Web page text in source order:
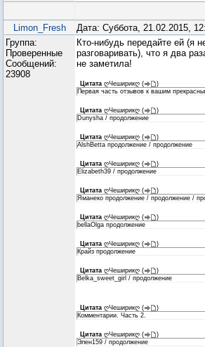
Limon_Fresh Дата: Суббота, 21.02.2015,
Группа:
Проверенные
Сообщений:
23908
Кто-нибудь передайте ей (я
разговаривать), что я два
не заметила!
Цитата ღЧеширикღ (
)
Первая часть отзывов к вашим
Цитата ღЧеширикღ (
)
Dunysha / продолжение
Цитата ღЧеширикღ (
)
AlshBetta продолжение / продолжение
Цитата ღЧеширикღ (
)
Elizabeth39 / продолжение
Цитата ღЧеширикღ (
)
Яманеко продолжение / продолжение /
Цитата ღЧеширикღ (
)
bellaOlga продолжение
Цитата ღЧеширикღ (
)
Крайз продолжение
Цитата ღЧеширикღ (
)
Belka_sweet_girl / продолжение
Цитата ღЧеширикღ (
)
Комментарии. Часть 2.
Цитата ღЧеширикღ (
)
Элен159 / продолжение